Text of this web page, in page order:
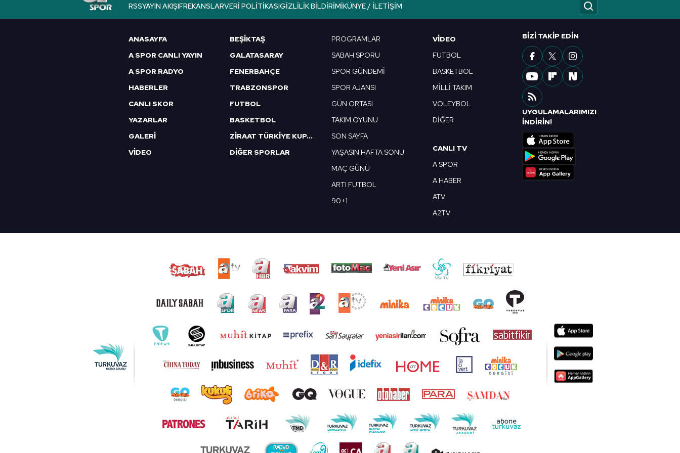
RSSYAYIN AKIŞIFREKANSLARVERI POLITIKASIGIZLILIK BILDIRIMIKÜNYE / İLETIŞIM
ANASAYFA
A SPOR CANLI YAYIN
A SPOR RADYO
HABERLER
CANLI SKOR
YAZARLAR
GALERİ
VİDEO
BEŞİKTAŞ
GALATASARAY
FENERBAHÇE
TRABZONSPOR
FUTBOL
BASKETBOL
ZİRAAT TÜRKİYE KUPASI
DİĞER SPORLAR
PROGRAMLAR
SABAH SPORU
SPOR GÜNDEMİ
SPOR AJANSI
GÜN ORTASI
TAKIM OYUNU
SON SAYFA
YAŞASIN HAFTA SONU
MAÇ GÜNÜ
ARTI FUTBOL
90+1
VIDEO
FUTBOL
BASKETBOL
MİLLİ TAKIM
VOLEYBOL
DİĞER
CANLI TV
A SPOR
A HABER
ATV
A2TV
BIZI TAKIP EDIN
UYGULAMALARIMIZI
İNDİRİN!